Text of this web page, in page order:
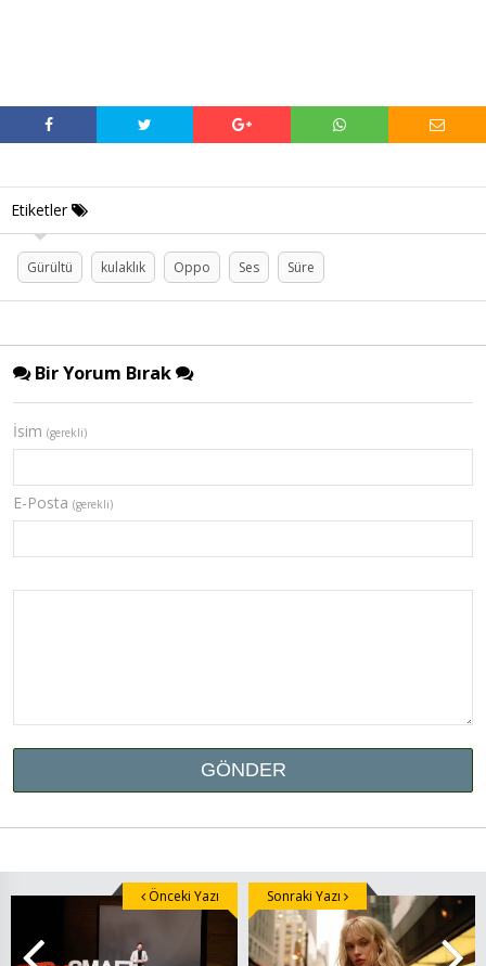
Etiketler
Gürültü kulaklık Oppo Ses Süre
Bir Yorum Bırak
İsim (gerekli)
E-Posta (gerekli)
Önceki Yazı Sonraki Yazı